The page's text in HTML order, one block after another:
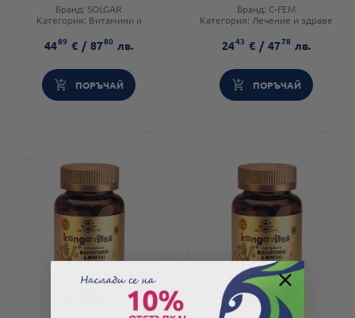
Бранд: SOLGAR
Категория: Витамини и
Форма на продукта: таблетки
4489 € / 8780 лв.
ПОРЪЧАЙ
Бранд: C-FEM
Категория: Лечение и здраве
2443 € / 4778 лв.
ПОРЪЧАЙ